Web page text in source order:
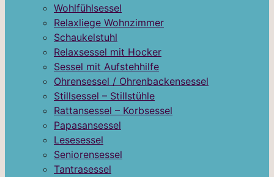
Wohlfühlsessel
Relaxliege Wohnzimmer
Schaukelstuhl
Relaxsessel mit Hocker
Sessel mit Aufstehhilfe
Ohrensessel / Ohrenbackensessel
Stillsessel – Stillstühle
Rattansessel – Korbsessel
Papasansessel
Lesesessel
Seniorensessel
Tantrasessel